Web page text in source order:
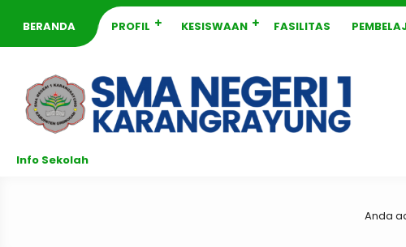
BERANDA PROFIL KESISWAAN FASILITAS
Info Sekolah
Anda